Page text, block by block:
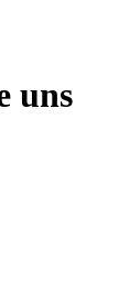
uns